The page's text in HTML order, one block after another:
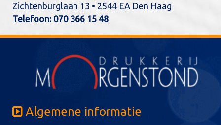
Zichtenburglaan 13 • 2544 EA Den Haag
Telefoon: 070 366 15 48
Algemene informatie